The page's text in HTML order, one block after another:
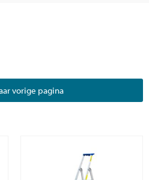
vorige pagina